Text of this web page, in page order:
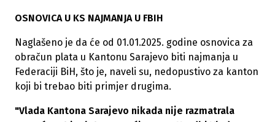
OSNOVICA U KS NAJMANJA U FBIH
Naglašeno je da će od 01.01.2025. godine osnovica za
obračun plata u Kantonu Sarajevo biti najmanja u
Federaciji BiH, što je, naveli su, nedopustivo za kanton
koji bi trebao biti primjer drugima.
"Vlada Kantona Sarajevo nikada nije razmatrala